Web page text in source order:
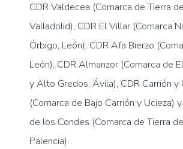
CDR Valdecea (Comarca de Tierra
Valladolid), CDR El Villar (Comarca
Órbigo, León), CDR Afa Bierzo
León), CDR Almanzor (Comarca de
y Alto Gredos, Ávila), CDR Carrión y
(Comarca de Bajo Carrión y Ucieza)
de los Condes (Comarca de Tierra
Palencia).